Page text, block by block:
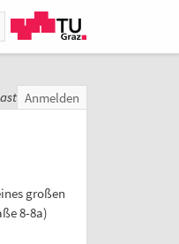
Anmelden
großen
8-8a)